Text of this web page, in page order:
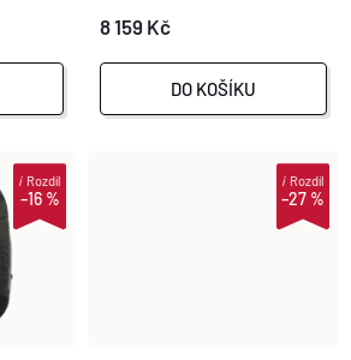
8 159 Kč
DO KOŠÍKU
–16 %
iRozdíl
–27 %
iRozdíl